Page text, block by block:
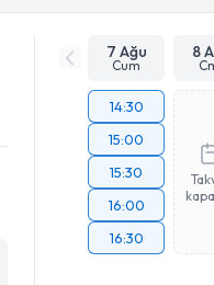
7 Ağu
Cum
8
14:30
15:00
15:30
16:00
16:30